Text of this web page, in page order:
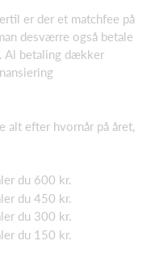
er der et matchfee på
desværre også betale
Al betaling dækker
alt efter hvornår på året,
du 600 kr.
du 450 kr.
du 300 kr.
du 150 kr.